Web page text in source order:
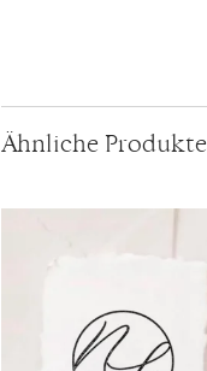
Ähnliche Produkte